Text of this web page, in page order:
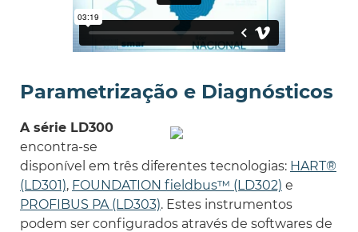
Parametrização e Diagnósticos
A série LD300
encontra-se
disponível em três diferentes tecnologias: HART®
(LD301), FOUNDATION fieldbus™ (LD302) e
PROFIBUS PA (LD303). Estes instrumentos
podem ser configurados através de softwares de